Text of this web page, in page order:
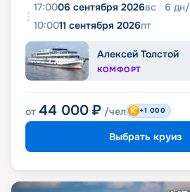
17:0006 сентября 2026вс 6 дн/
10:0011 сентября 2026пт
Алексей Толстой
КОМФОРТ
от 44 000 ₽ /чел +1 000
Выбрать круиз